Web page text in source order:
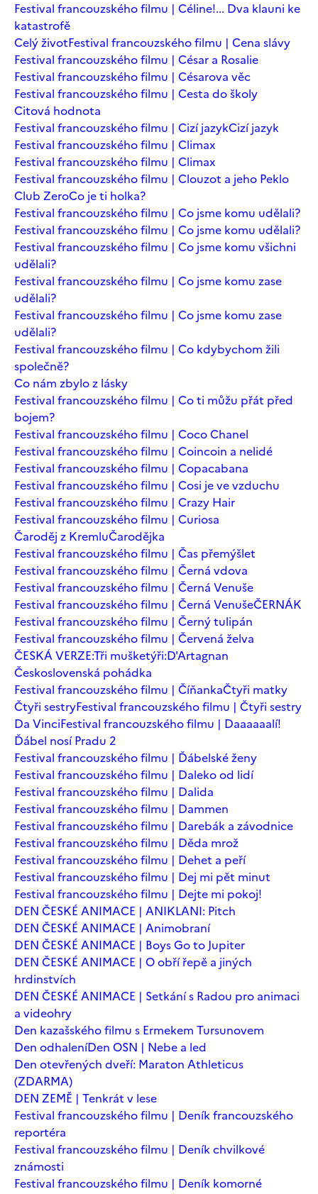
Festival francouzského filmu | Céline!... Dva klauni ke
katastrofě
Celý životFestival francouzského filmu | Cena slávy
Festival francouzského filmu | César a Rosalie
Festival francouzského filmu | Césarova věc
Festival francouzského filmu | Cesta do školy
Citová hodnota
Festival francouzského filmu | Cizí jazykCizí jazyk
Festival francouzského filmu | Climax
Festival francouzského filmu | Climax
Festival francouzského filmu | Clouzot a jeho Peklo
Club ZeroCo je ti holka?
Festival francouzského filmu | Co jsme komu udělali?
Festival francouzského filmu | Co jsme komu udělali?
Festival francouzského filmu | Co jsme komu všichni
udělali?
Festival francouzského filmu | Co jsme komu zase
udělali?
Festival francouzského filmu | Co jsme komu zase
udělali?
Festival francouzského filmu | Co kdybychom žili
společně?
Co nám zbylo z lásky
Festival francouzského filmu | Co ti můžu přát před
bojem?
Festival francouzského filmu | Coco Chanel
Festival francouzského filmu | Coincoin a nelidé
Festival francouzského filmu | Copacabana
Festival francouzského filmu | Cosi je ve vzduchu
Festival francouzského filmu | Crazy Hair
Festival francouzského filmu | Curiosa
Čaroděj z KremluČarodějka
Festival francouzského filmu | Čas přemýšlet
Festival francouzského filmu | Černá vdova
Festival francouzského filmu | Černá Venuše
Festival francouzského filmu | Černá VenušeČERNÁK
Festival francouzského filmu | Černý tulipán
Festival francouzského filmu | Červená želva
ČESKÁ VERZE:Tři mušketýři:D'Artagnan
Československá pohádka
Festival francouzského filmu | ČíňankaČtyři matky
Čtyři sestryFestival francouzského filmu | Čtyři sestry
Da VinciFestival francouzského filmu | Daaaaaalí!
Ďábel nosí Pradu 2
Festival francouzského filmu | Ďábelské ženy
Festival francouzského filmu | Daleko od lidí
Festival francouzského filmu | Dalida
Festival francouzského filmu | Dammen
Festival francouzského filmu | Darebák a závodnice
Festival francouzského filmu | Děda mrož
Festival francouzského filmu | Dehet a peří
Festival francouzského filmu | Dej mi pět minut
Festival francouzského filmu | Dejte mi pokoj!
DEN ČESKÉ ANIMACE | ANIKLANI: Pitch
DEN ČESKÉ ANIMACE | Animobraní
DEN ČESKÉ ANIMACE | Boys Go to Jupiter
DEN ČESKÉ ANIMACE | O obří řepě a jiných
hrdinstvích
DEN ČESKÉ ANIMACE | Setkání s Radou pro animaci
a videohry
Den kazašského filmu s Ermekem Tursunovem
Den odhaleníDen OSN | Nebe a led
Den otevřených dveří: Maraton Athleticus
(ZDARMA)
DEN ZEMĚ | Tenkrát v lese
Festival francouzského filmu | Deník francouzského
reportéra
Festival francouzského filmu | Deník chvilkové
známosti
Festival francouzského filmu | Deník komorné